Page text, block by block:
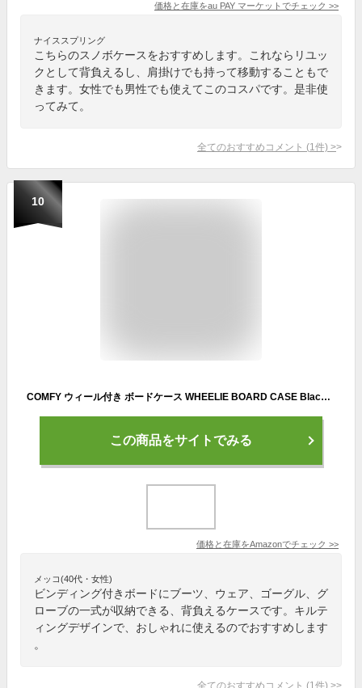
価格と在庫をau PAY マーケット でチェック >>
ナイススプリング
こちらのスノボケースをおすすめします。これならリユッ
クとして背負えるし、肩掛けでも持って移動することもで
きます。女性でも男性でも使えてこのコスパです。是非使
ってみて。
全てのおすすめコメント (1 件) >
10
COMFY ウィール付き ボードケース WHEELIE BOARD CASE Black Quilting (S)
この商品をサイトでみる
価格と在庫をAmazonでチェック >>
メッコ(40代・女性)
ビンディング付きボードにブーツ、ウェア、ゴーグル、グ
ローブの一式が収納できる、背負えるケースです。キルテ
ィングデザインで、おしゃれに使えるのでおすすめします
。
全てのおすすめコメント (1 件) >